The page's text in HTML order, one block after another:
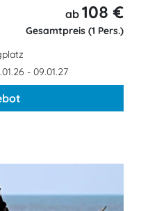
ab 108 €
Gesamtpreis (1 Pers.)
- 09.01.27